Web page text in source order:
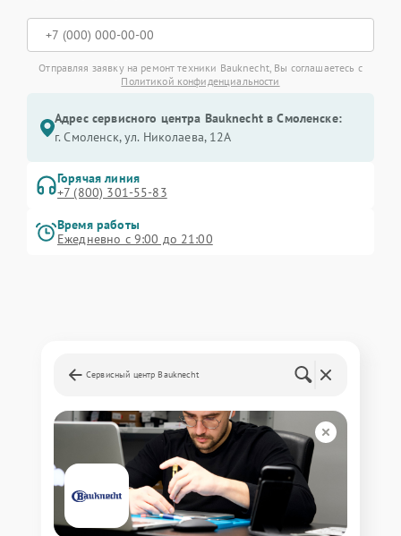
Отправляя заявку на ремонт техники Bauknecht, Вы соглашаетесь с
Политикой конфиденциальности
Адрес сервисного центра Bauknecht в Смоленске:
г. Смоленск, ул. Николаева, 12А
Горячая линия
+7 (800) 301-55-83
Время работы
Ежедневно с 9:00 до 21:00
Сервисный центр Bauknecht